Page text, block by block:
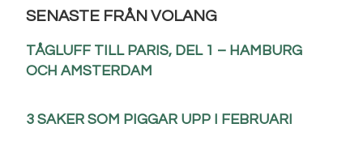
SENASTE FRÅN VOLANG
TÅGLUFF TILL PARIS, DEL 1 – HAMBURG
OCH AMSTERDAM
3 SAKER SOM PIGGAR UPP I FEBRUARI